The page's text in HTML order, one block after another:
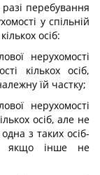
перебування
у спільній
осіб:
нерухомості
кількох осіб,
їй частку;
нерухомості
осіб, але не
з таких осіб-
якщо інше не